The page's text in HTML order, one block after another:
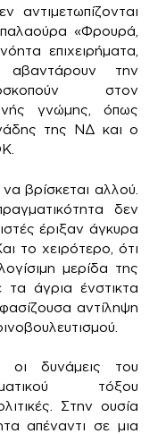
αντιμετωπίζονται
«Φρουρά,
επιχειρήματα,
αβαντάρουν την
στον
γνώμης, όπως
της ΝΔ και ο
βρίσκεται αλλού.
δεν
έριξαν άγκυρα
το χειρότερο, ότι
μερίδα της
άγρια ένστικτα
αντίληψη
οι δυνάμεις του
τόξου
Στην ουσία
απέναντι σε μια